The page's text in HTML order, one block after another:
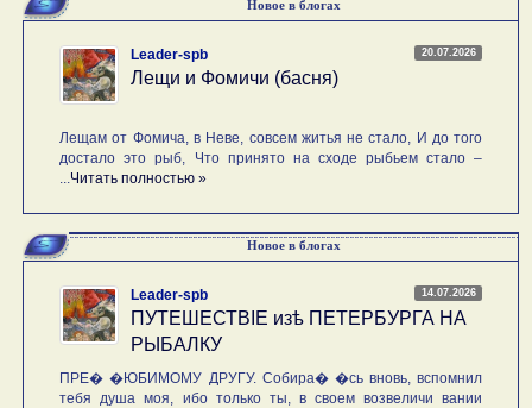
Новое в блогах
20.07.2026
Leader-spb
Лещи и Фомичи (басня)
Лещам от Фомича, в Неве, совсем житья не стало, И до того
достало это рыб, Что принято на сходе рыбьем стало –
...Читать полностью »
Новое в блогах
14.07.2026
Leader-spb
ПУТЕШЕСТВIE изѣ ПЕТЕРБУРГА НА
РЫБАЛКУ
ПРЕ� �ЮБИМОМУ ДРУГУ. Собира� �сь вновь, вспомнил
тебя душа моя, ибо только ты, в своем возвеличи вании